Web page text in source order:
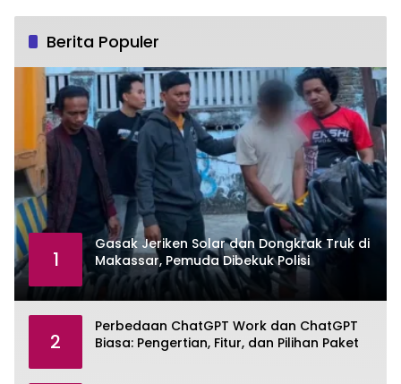
Berita Populer
1
Gasak Jeriken Solar dan Dongkrak Truk di
Makassar, Pemuda Dibekuk Polisi
2
Perbedaan ChatGPT Work dan ChatGPT
Biasa: Pengertian, Fitur, dan Pilihan Paket